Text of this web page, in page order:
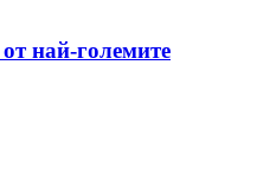
най-големите